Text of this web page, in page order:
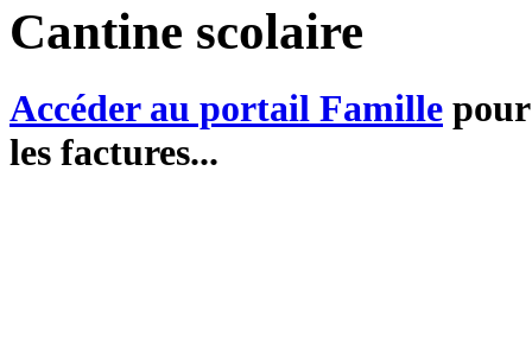
Cantine scolaire
Accéder au portail Famille
les factures...